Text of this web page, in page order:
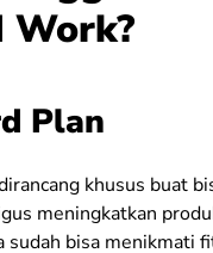
Work?
Plan
khusus buat
meningkatkan
sudah bisa menikmati